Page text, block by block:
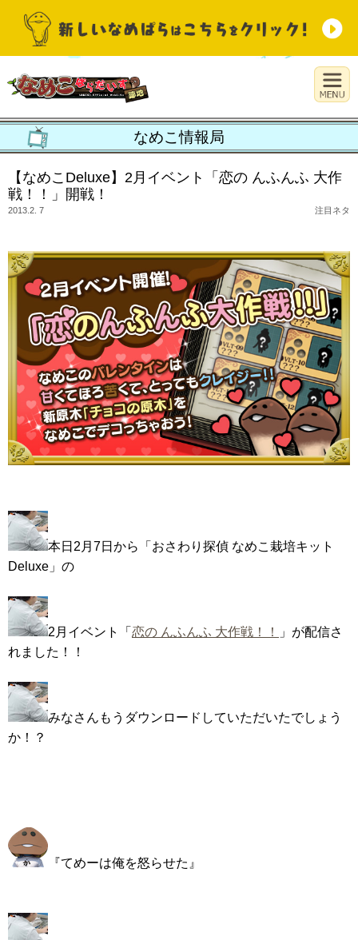
なめこ情報局
【なめこDeluxe】2月イベント「恋の んふんふ 大作
戦！！」開戦！
2013.2. 7 注目ネタ
本日2月7日から「おさわり探偵 なめこ栽培キット
Deluxe」の
2月イベント「 恋の んふんふ 大作戦！！
」が配信さ
れました！！
みなさんもうダウンロードしていただいたでしょう
か！？
『てめーは俺を怒らせた』